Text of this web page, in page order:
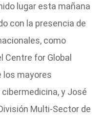
lugar esta mañana
con la presencia de
como
Centre for Global
los mayores
y José
Multi-Sector de